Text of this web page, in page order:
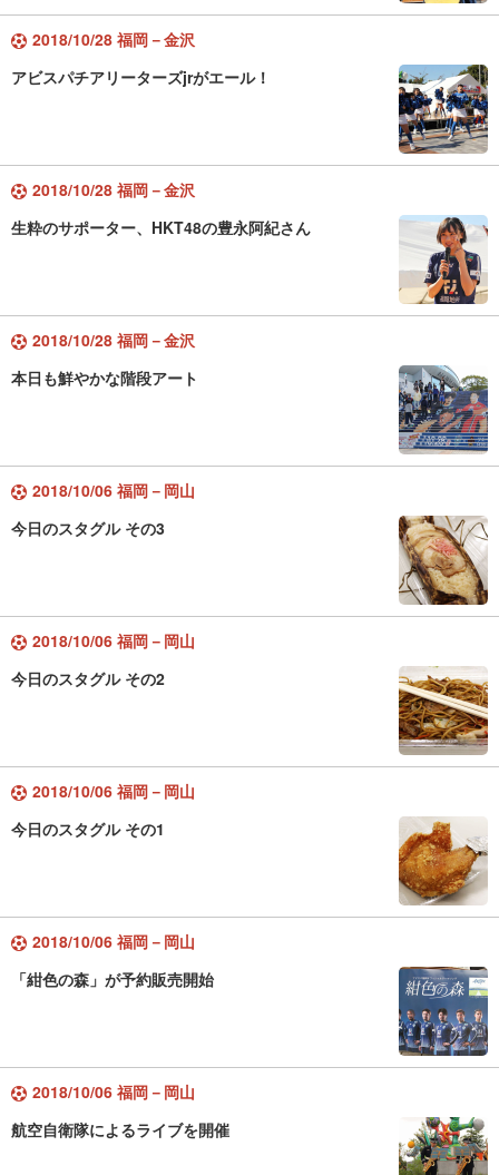
2018/10/28 福岡－金沢
アビスパチアリーターズjrがエール！
2018/10/28 福岡－金沢
生粋のサポーター、HKT48の豊永阿紀さん
2018/10/28 福岡－金沢
本日も鮮やかな階段アート
2018/10/06 福岡－岡山
今日のスタグル その3
2018/10/06 福岡－岡山
今日のスタグル その2
2018/10/06 福岡－岡山
今日のスタグル その1
2018/10/06 福岡－岡山
「紺色の森」が予約販売開始
2018/10/06 福岡－岡山
航空自衛隊によるライブを開催